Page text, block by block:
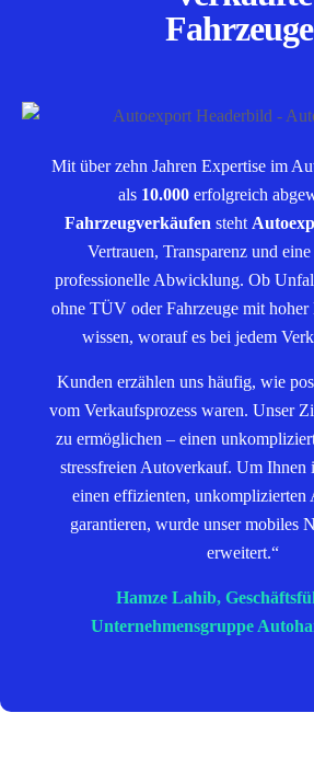
Mit über zehn Jahren Expertise im
als 10.000 erfolgreich
Fahrzeugverkäufen steht
Vertrauen, Transparenz und
professionelle Abwicklung. Ob
ohne TÜV oder Fahrzeuge mit
wissen, worauf es bei jedem
Kunden erzählen uns häufig, wie
vom Verkaufsprozess waren. Unser
zu ermöglichen – einen
stressfreien Autoverkauf. Um Ihnen
einen effizienten, unkomplizierten
garantieren, wurde unser mobiles
erweitert.“
Hamze Lahib,
Unternehmensgruppe